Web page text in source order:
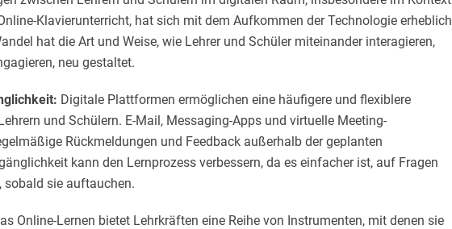
Klavierunterricht, hat sich mit dem Aufkommen der Technologie erheblich
hat die Art und Weise, wie Lehrer und Schüler miteinander interagieren,
neu gestaltet.
Digitale Plattformen ermöglichen eine häufigere und flexiblere
und Schülern. E-Mail, Messaging-Apps und virtuelle Meeting-
Rückmeldungen und Feedback außerhalb der geplanten
kann den Lernprozess verbessern, da es einfacher ist, auf Fragen
sobald sie auftauchen.
Online-Lernen bietet Lehrkräften eine Reihe von Instrumenten, mit denen sie